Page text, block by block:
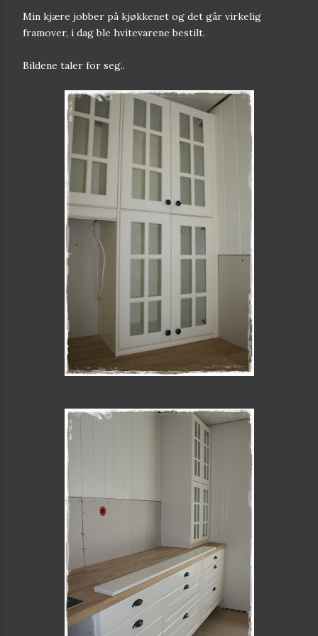
Min kjære jobber på kjøkkenet og det går virkelig
framover, i dag ble hvitevarene bestilt.
Bildene taler for seg..